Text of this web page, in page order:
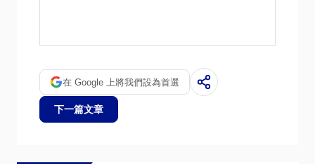
险资产的地位是相似的。黄金/白银比率显示
能有助于确定两种金属之间的相对估值。一些
投资者可能认为高比率是白银被低估或黄金被
高估的一个指标。相反，较低的比率可能表明
黄金相对于白银被低估了。
在 Google 上將我們設為首選
下一篇文章